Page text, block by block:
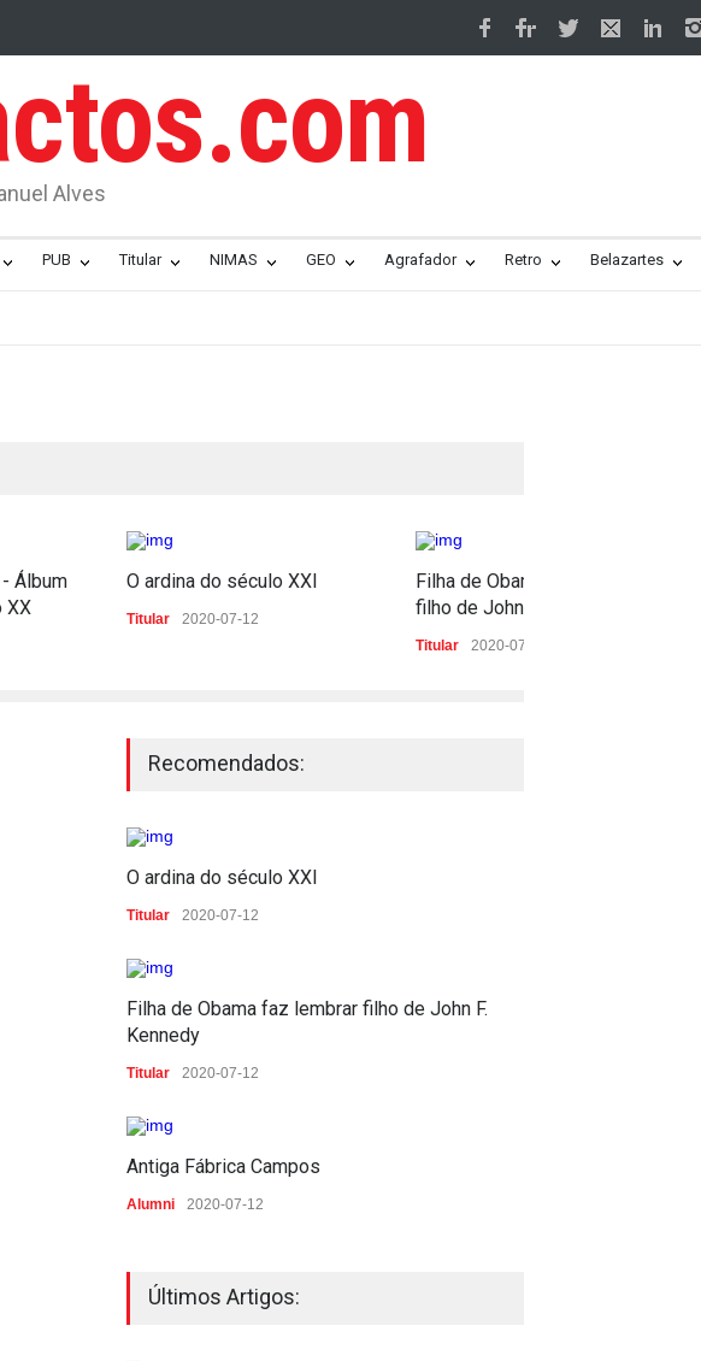
Alves
PUB Titular NIMAS GEO Agrafador Retro Belazartes
Álbum
XX
O ardina do século XXI
Titular 2020-07-12
Filha de Obama faz lembrar
filho de John F. Kennedy
Titular 2020-07-12
Recomendados:
O ardina do século XXI
Titular 2020-07-12
Filha de Obama faz lembrar filho de John F.
Kennedy
Titular 2020-07-12
Antiga Fábrica Campos
Alumni 2020-07-12
Últimos Artigos: